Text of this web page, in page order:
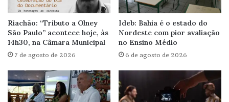
Riachão: “Tributo a Olney
São Paulo” acontece hoje, às
14h30, na Câmara Municipal
7 de agosto de 2026
Ideb: Bahia é o estado do
Nordeste com pior avaliação
no Ensino Médio
6 de agosto de 2026